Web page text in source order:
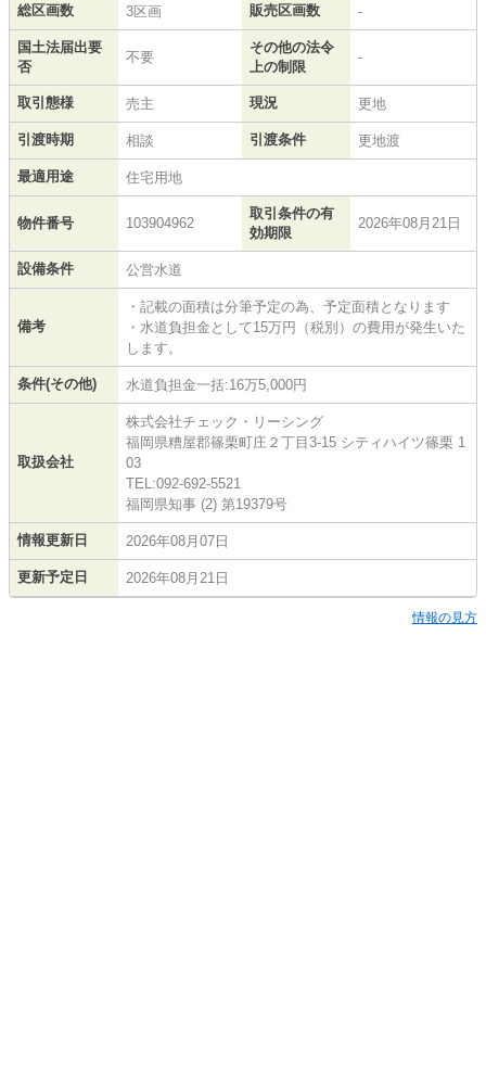
総区画数 3区画 販売区画数 -
国土法届出要
否
不要
その他の法令
上の制限
-
取引態様 売主 現況 更地
引渡時期 相談 引渡条件 更地渡
最適用途 住宅用地
物件番号 103904962
取引条件の有
効期限
2026年08月21日
設備条件 公営水道
備考
・記載の面積は分筆予定の為、予定面積となります
・水道負担金として15万円（税別）の費用が発生いた
します。
条件(その他) 水道負担金一括:16万5,000円
取扱会社
株式会社チェック・リーシング
福岡県糟屋郡篠栗町庄２丁目3-15 シティハイツ篠栗 1
03
TEL:092-692-5521
福岡県知事 (2) 第19379号
情報更新日 2026年08月07日
更新予定日 2026年08月21日
情報の見方